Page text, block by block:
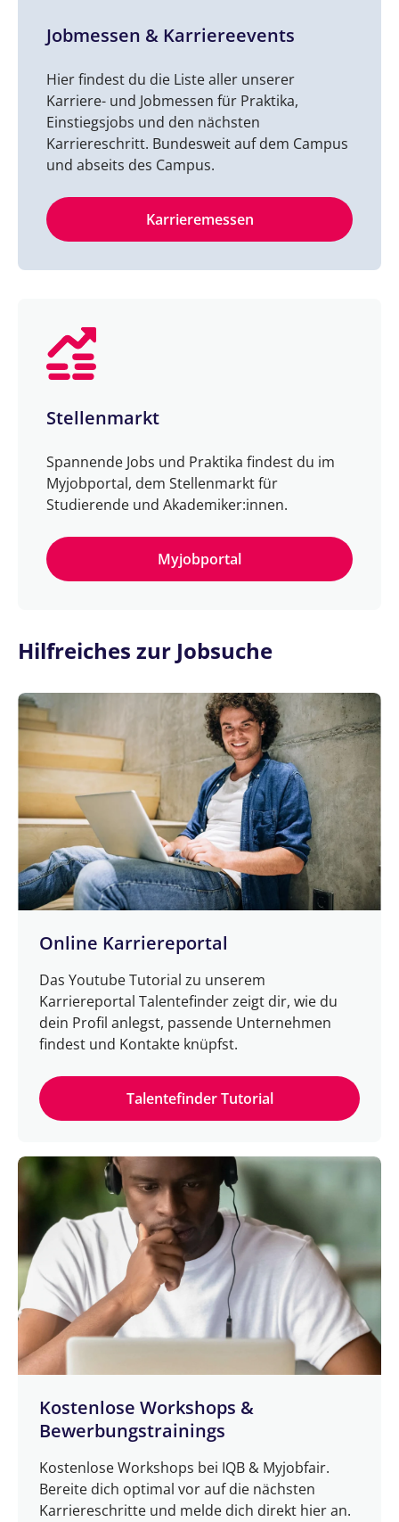
Jobmessen & Karriereevents
Hier findest du die Liste aller unserer
Karriere- und Jobmessen für Praktika,
Einstiegsjobs und den nächsten
Karriereschritt. Bundesweit auf dem Campus
und abseits des Campus.
Karrieremessen
Stellenmarkt
Spannende Jobs und Praktika findest du im
Myjobportal, dem Stellenmarkt für
Studierende und Akademiker:innen.
Myjobportal
Hilfreiches zur Jobsuche
Online Karriereportal
Das Youtube Tutorial zu unserem
Karriereportal Talentefinder zeigt dir, wie du
dein Profil anlegst, passende Unternehmen
findest und Kontakte knüpfst.
Talentefinder Tutorial
Kostenlose Workshops &
Bewerbungstrainings
Kostenlose Workshops bei IQB & Myjobfair.
Bereite dich optimal vor auf die nächsten
Karriereschritte und melde dich direkt hier an.